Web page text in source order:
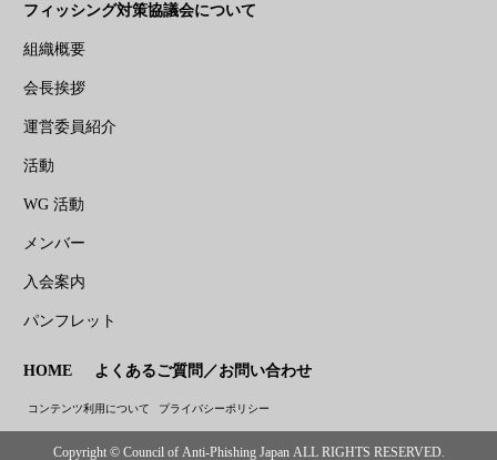
フィッシング対策協議会について
組織概要
会長挨拶
運営委員紹介
活動
WG 活動
メンバー
入会案内
パンフレット
HOME よくあるご質問／お問い合わせ
コンテンツ利用について プライバシーポリシー
Copyright © Council of Anti-Phishing Japan ALL RIGHTS RESERVED.